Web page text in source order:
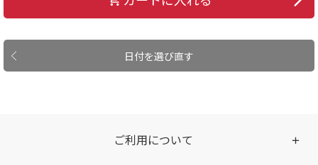
日付を選び直す
ご利用について